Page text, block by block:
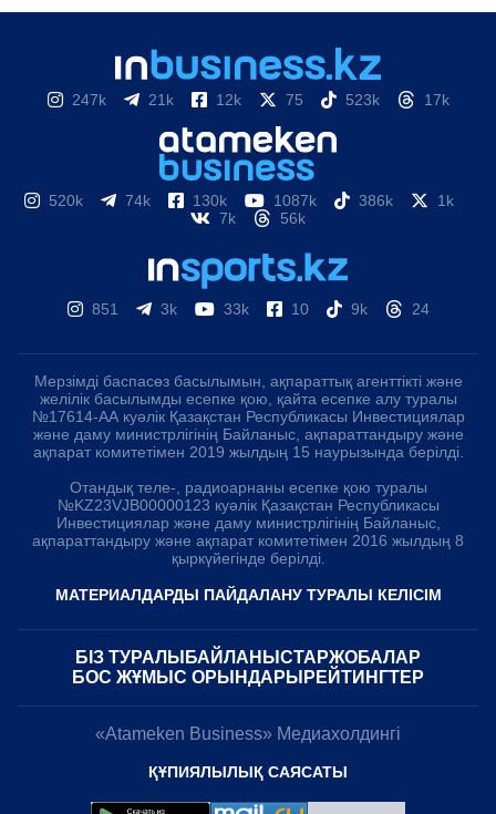
520k 74k 130k 1087k 386k
1k
24
Мерзімді баспасөз басылымын, ақпараттық агенттікті
және желілік басылымды есепке қою, қайта есепке алу
туралы №17614-АА куәлік Қазақстан Республикасы
Инвестициялар және даму министрлігінің Байланыс,
ақпараттандыру және ақпарат комитетімен 2019 жылдың
15 наурызында берілді.
Отандық теле-, радиоарнаны есепке қою туралы
№KZ23VJB00000123 куәлік Қазақстан Республикасы
Инвестициялар және даму министрлігінің Байланыс,
ақпараттандыру және ақпарат комитетімен 2016 жылдың 8
қыркүйегінде берілді.